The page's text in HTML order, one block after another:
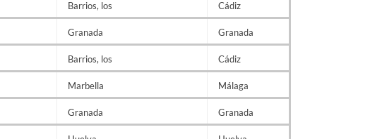
Barrios, los Cádiz
Granada Granada
Barrios, los Cádiz
Marbella Málaga
Granada Granada